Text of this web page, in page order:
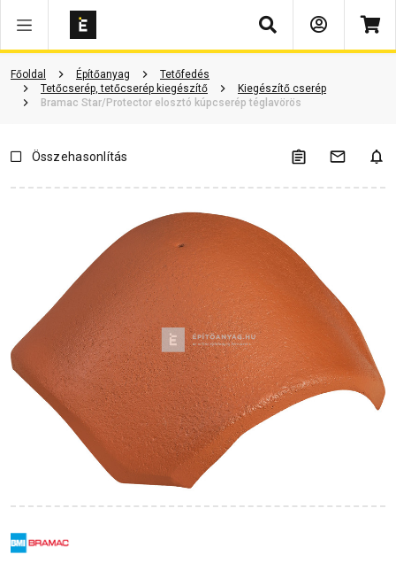
Keresés
Főoldal Építőanyag
Tetőfedés
Tetőcserép, tetőcserép kiegészítő
Kiegészítő cserép
Bramac Star/Protector elosztó kúpcserép téglavörös
Dokumentumok Kérdések és válaszok
Összehasonlítás